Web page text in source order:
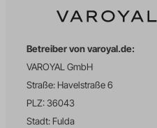
Betreiber von varoyal.de:
VAROYAL GmbH
Straße: Havelstraße 6
PLZ: 36043
Stadt: Fulda
uet_msclkid
wffn_gclid
wffn_referrer_last
wffn_utm_campaign_last